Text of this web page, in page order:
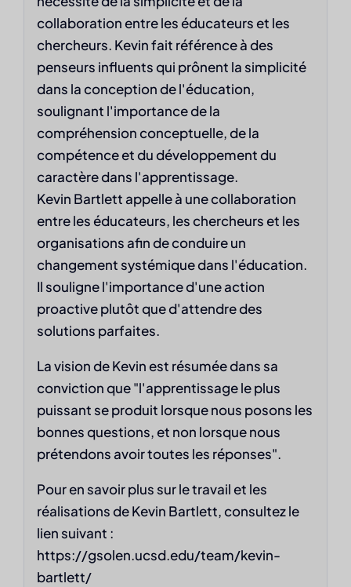
collaboration entre les éducateurs et les
chercheurs. Kevin fait référence à des
penseurs influents qui prônent la simplicité
dans la conception de l'éducation,
soulignant l'importance de la
compréhension conceptuelle, de la
compétence et du développement du
caractère dans l'apprentissage.
Kevin Bartlett appelle à une collaboration
entre les éducateurs, les chercheurs et les
organisations afin de conduire un
changement systémique dans l'éducation.
Il souligne l'importance d'une action
proactive plutôt que d'attendre des
solutions parfaites.
La vision de Kevin est résumée dans sa
conviction que "l'apprentissage le plus
puissant se produit lorsque nous posons les
bonnes questions, et non lorsque nous
prétendons avoir toutes les réponses".
Pour en savoir plus sur le travail et les
réalisations de Kevin Bartlett, consultez le
lien suivant :
https://gsolen.ucsd.edu/team/kevin-
bartlett/